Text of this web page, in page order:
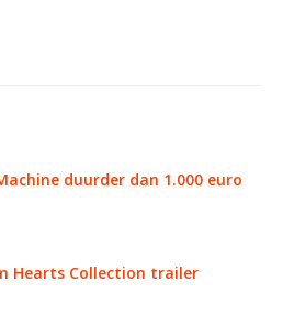
duurder dan 1.000 euro
Hearts Collection trailer